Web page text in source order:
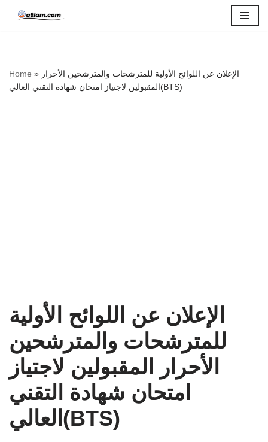
Home » الإعلان عن اللوائح الأولية للمترشحات والمترشحين الأحرار
المقبولين لاجتياز امتحان شهادة التقني العالي(BTS)
الإعلان عن اللوائح الأولية
للمترشحات والمترشحين
الأحرار المقبولين لاجتياز
امتحان شهادة التقني
العالي(BTS)